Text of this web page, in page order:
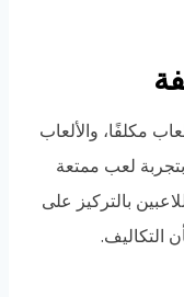
مكلفًا، والألعاب
لعب ممتعة
بالتركيز على
التكاليف.